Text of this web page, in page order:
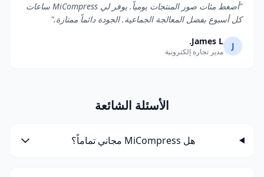
"أضغط مئات صور المنتجات يومياً. يوفر لي MiCompress ساعات
كل أسبوع بفضل المعالجة الجماعية. الجودة دائماً ممتازة."
J
James L.
مدير تجارة إلكترونية
الأسئلة الشائعة
هل MiCompress مجاني تماماً؟